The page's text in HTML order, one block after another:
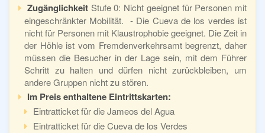
Zugänglichkeit Stufe 0: Nicht geeignet für Personen mit
eingeschränkter Mobilität. - Die Cueva de los verdes ist
nicht für Personen mit Klaustrophobie geeignet. Die Zeit in
der Höhle ist vom Fremdenverkehrsamt begrenzt, daher
müssen die Besucher in der Lage sein, mit dem Führer
Schritt zu halten und dürfen nicht zurückbleiben, um
andere Gruppen nicht zu stören.
Im Preis enthaltene Eintrittskarten:
Eintratticket für die Jameos del Agua
Eintratticket für die Cueva de los Verdes